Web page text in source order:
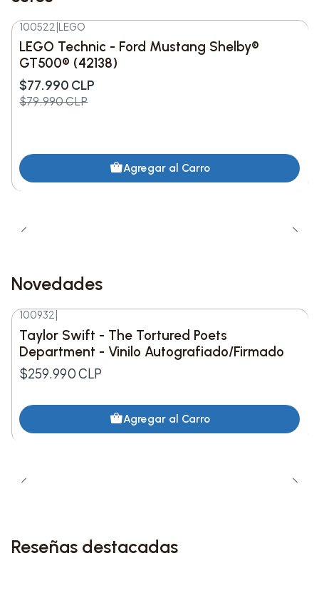
-3%DESC.
100522 LEGO
LEGO Technic - Ford Mustang Shelby®
GT500® (42138)
$77.990 CLP
$79.990 CLP
Agregar al Carro
Novedades
Nuevo
100932
Taylor Swift - The Tortured Poets
Department - Vinilo Autografiado/Firmado
$259.990 CLP
Agregar al Carro
Reseñas destacadas